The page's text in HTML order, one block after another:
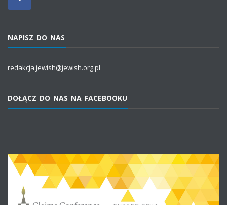
NAPISZ DO NAS
redakcja.jewish@jewish.org.pl
DOŁĄCZ DO NAS NA FACEBOOKU